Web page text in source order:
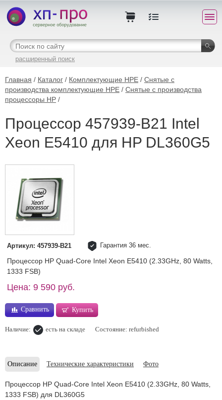
расширенный поиск
Главная / Каталог / Комплектующие HPE / Снятые с
производства комплектующие HPE / Снятые с производства
процессоры HP /
Процессор 457939-B21 Intel
Xeon E5410 для HP DL360G5
Артикул: 457939-B21 Гарантия 36 мес.
Процессор HP Quad-Core Intel Xeon E5410 (2.33GHz, 80 Watts,
1333 FSB)
Цена: 9 590 руб.
Сравнить Купить
Наличие: есть на складе Состояние: refurbished
Описание Технические характеристики Фото
Процессор HP Quad-Core Intel Xeon E5410 (2.33GHz, 80 Watts,
1333 FSB) для DL360G5